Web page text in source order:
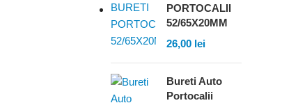
PORTOCALII
52/65X20MM
26,00 lei
Bureti Auto
Portocalii